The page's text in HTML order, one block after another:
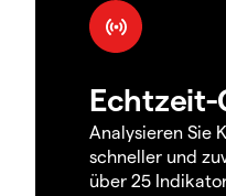
Echtzeit-
Analysieren Sie
schneller und
über 25